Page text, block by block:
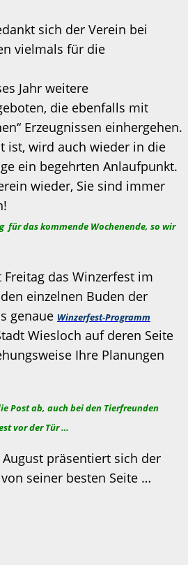
sich der Verein bei
vielmals für die
Jahr weitere
die ebenfalls mit
Erzeugnissen einhergehen.
ist, wird auch wieder in die
ein begehrten Anlaufpunkt.
wieder, Sie sind immer
für das kommende Wochenende, so wir
das Winzerfest im
einzelnen Buden der
genaue Winzerfest-Programm
Wiesloch auf deren Seite
Ihre Planungen
Post ab, auch bei den Tierfreunden
vor der Tür …
präsentiert sich der
seiner besten Seite …